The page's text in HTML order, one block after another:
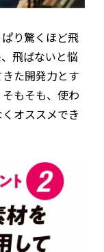
り驚くほど飛
飛ばないと悩
た開発力とす
もそも、使わ
オススメでき